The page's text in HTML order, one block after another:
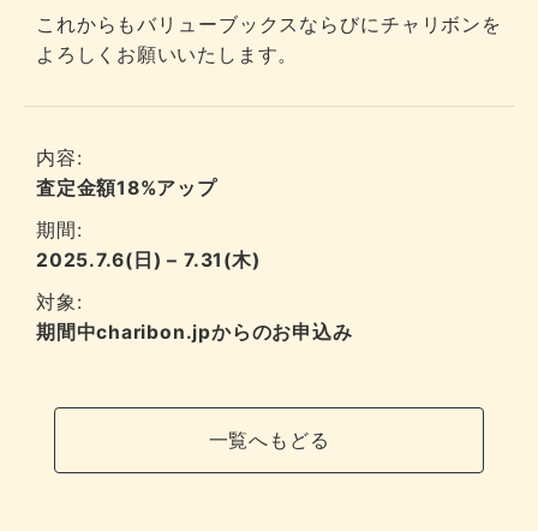
これからもバリューブックスならびにチャリボンを
よろしくお願いいたします。
内容:
査定金額18%アップ
期間:
2025.7.6(日) – 7.31(木)
対象:
期間中charibon.jpからのお申込み
一覧へもどる